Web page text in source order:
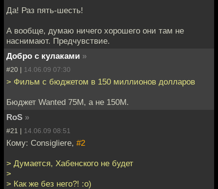
Да! Раз пять-шесть!
А вообще, думаю ничего хорошего они там не
наснимают. Предчувствие.
Добро с кулаками »
#20 | 14.06.09 07:30
> Фильм с бюджетом в 150 миллионов долларов
Бюджет Wanted 75M, а не 150М.
RoS »
#21 | 14.06.09 08:51
Кому: Consigliere, #2
> Думается, Хабенского не будет
>
> Как же без него?! :o)